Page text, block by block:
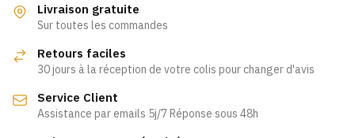
être
Livraison gratuite
Sur toutes les commandes
Retours faciles
30 jours à la réception de votre colis pour changer d'avis
Service Client
Assistance par emails 5j/7 Réponse sous 48h